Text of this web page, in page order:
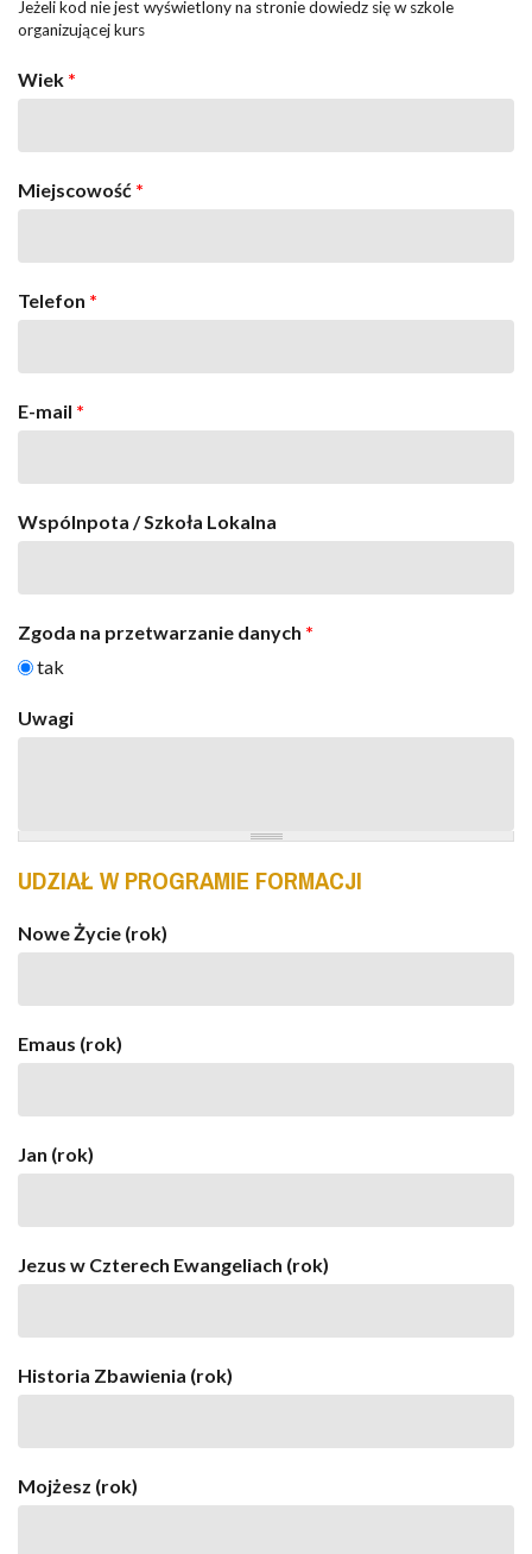
Jeżeli kod nie jest wyświetlony na stronie dowiedz się w szkole
organizującej kurs
Wiek *
Miejscowość *
Telefon *
E-mail *
Wspólnpota / Szkoła Lokalna
Zgoda na przetwarzanie danych *
tak
Uwagi
UDZIAŁ W PROGRAMIE FORMACJI
Nowe Życie (rok)
Emaus (rok)
Jan (rok)
Jezus w Czterech Ewangeliach (rok)
Historia Zbawienia (rok)
Mojżesz (rok)